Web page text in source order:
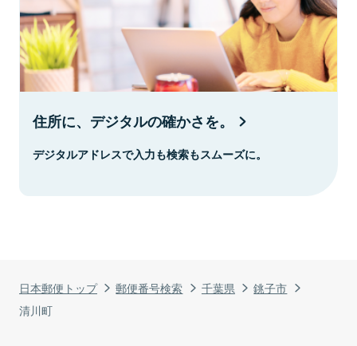
日本郵便トップ 郵便番号検索 千葉県
銚子市
清川町
住所に、デジタルの確かさを。
デジタルアドレスで入力も検索もスムーズに。